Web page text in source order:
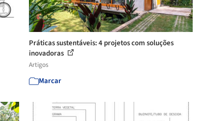
Práticas sustentáveis: 4 projetos com soluções
inovadoras
Artigos
Marcar